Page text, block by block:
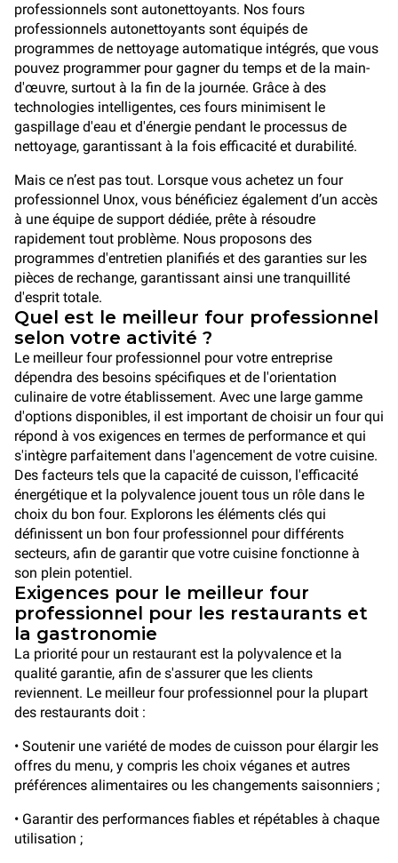
professionnels sont autonettoyants. Nos fours
professionnels autonettoyants sont équipés de
programmes de nettoyage automatique intégrés, que vous
pouvez programmer pour gagner du temps et de la main-
d'œuvre, surtout à la fin de la journée. Grâce à des
technologies intelligentes, ces fours minimisent le
gaspillage d'eau et d'énergie pendant le processus de
nettoyage, garantissant à la fois efficacité et durabilité.
Mais ce n’est pas tout. Lorsque vous achetez un four
professionnel Unox, vous bénéficiez également d’un accès
à une équipe de support dédiée, prête à résoudre
rapidement tout problème. Nous proposons des
programmes d'entretien planifiés et des garanties sur les
pièces de rechange, garantissant ainsi une tranquillité
d'esprit totale.
Quel est le meilleur four professionnel
selon votre activité ?
Le meilleur four professionnel pour votre entreprise
dépendra des besoins spécifiques et de l'orientation
culinaire de votre établissement. Avec une large gamme
d'options disponibles, il est important de choisir un four qui
répond à vos exigences en termes de performance et qui
s'intègre parfaitement dans l'agencement de votre cuisine.
Des facteurs tels que la capacité de cuisson, l'efficacité
énergétique et la polyvalence jouent tous un rôle dans le
choix du bon four. Explorons les éléments clés qui
définissent un bon four professionnel pour différents
secteurs, afin de garantir que votre cuisine fonctionne à
son plein potentiel.
Exigences pour le meilleur four
professionnel pour les restaurants et
la gastronomie
La priorité pour un restaurant est la polyvalence et la
qualité garantie, afin de s'assurer que les clients
reviennent. Le meilleur four professionnel pour la plupart
des restaurants doit :
• Soutenir une variété de modes de cuisson pour élargir les
offres du menu, y compris les choix véganes et autres
préférences alimentaires ou les changements saisonniers ;
• Garantir des performances fiables et répétables à chaque
utilisation ;